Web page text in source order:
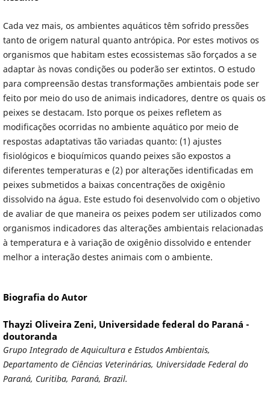
Cada vez mais, os ambientes aquáticos têm sofrido pressões
tanto de origem natural quanto antrópica. Por estes motivos os
organismos que habitam estes ecossistemas são forçados a se
adaptar às novas condições ou poderão ser extintos. O estudo
para compreensão destas transformações ambientais pode ser
feito por meio do uso de animais indicadores, dentre os quais os
peixes se destacam. Isto porque os peixes refletem as
modificações ocorridas no ambiente aquático por meio de
respostas adaptativas tão variadas quanto: (1) ajustes
fisiológicos e bioquímicos quando peixes são expostos a
diferentes temperaturas e (2) por alterações identificadas em
peixes submetidos a baixas concentrações de oxigênio
dissolvido na água. Este estudo foi desenvolvido com o objetivo
de avaliar de que maneira os peixes podem ser utilizados como
organismos indicadores das alterações ambientais relacionadas
à temperatura e à variação de oxigênio dissolvido e entender
melhor a interação destes animais com o ambiente.
Biografia do Autor
Thayzi Oliveira Zeni, Universidade federal do Paraná -
doutoranda
Grupo Integrado de Aquicultura e Estudos Ambientais,
Departamento de Ciências Veterinárias, Universidade Federal do
Paraná, Curitiba, Paraná, Brazil.